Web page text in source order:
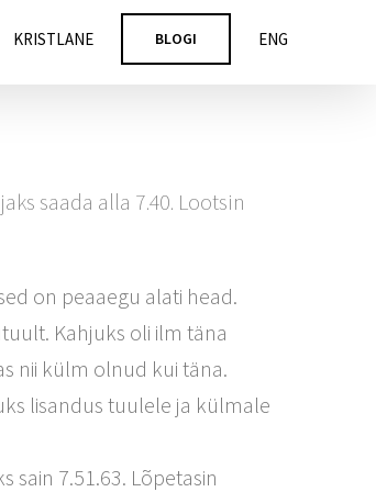
KRISTLANE BLOGI ENG
saada alla 7.40. Lootsin
on peaaegu alati head.
Kahjuks oli ilm täna
nii külm olnud kui täna.
lisandus tuulele ja külmale
7.51.63. Lõpetasin